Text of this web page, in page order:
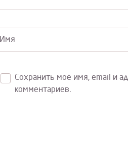
Имя
Сохранить моё имя, email и
комментариев.